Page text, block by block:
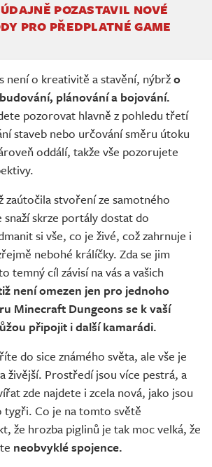
POZASTAVIL NOVÉ
PRO PŘEDPLATNÉ GAME
není o kreativitě a stavění, nýbržo
plánování a bojování.
pozorovat hlavně z pohledu třetí
staveb nebo určování směru útoku
oddálí, takže vše pozorujete
stvoření ze samotného
snaží skrze portály dostat do
si vše, co je živé, což zahrnuje i
nebohé králíčky. Zda se jim
temný cíl závisí na vás a vašich
není omezen jen pro jednoho
Minecraft Dungeons se k vaší
připojit i další kamarádi.
do sice známého světa, ale vše je
živější. Prostředí jsou více pestrá, a
zde najdete i zcela nová, jako jsou
tygři. Co je na tomto světě
že hrozba piglinů je tak moc velká, že
neobvyklé spojence.